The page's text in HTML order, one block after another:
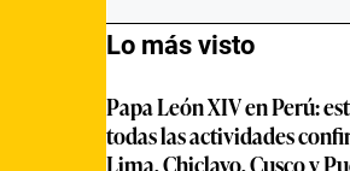
Lo más visto
Papa León XIV en Perú:
todas las actividades
Lima, Chiclayo, Cusco y